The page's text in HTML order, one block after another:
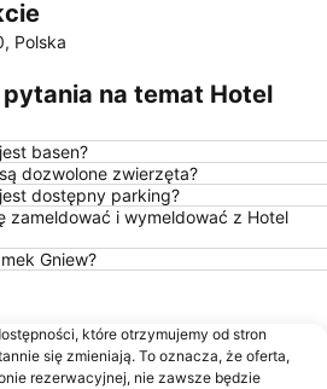
Mały Kuntersztyn
Południe
Rakowiec
Polska
na temat Hotel
basen?
dozwolone zwierzęta?
dostępny parking?
zameldować i wymeldować z Hotel
Gniew?
które otrzymujemy od stron
się zmieniają. To oznacza, że oferta,
rezerwacyjnej, nie zawsze będzie